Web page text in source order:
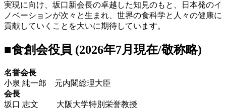
実現に向け、坂口新会長の卓越した知見のもと、日本発のイ
ノベーションが次々と生まれ、世界の食科学と人々の健康に
貢献していくことを大いに期待しています。
■食創会役員 (2026年7月現在/敬称略)
名誉会長
小泉 純一郎 元内閣総理大臣
会長
坂口 志文 大阪大学特別栄誉教授